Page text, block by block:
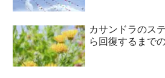
カサンドラのス
ら回復するまで